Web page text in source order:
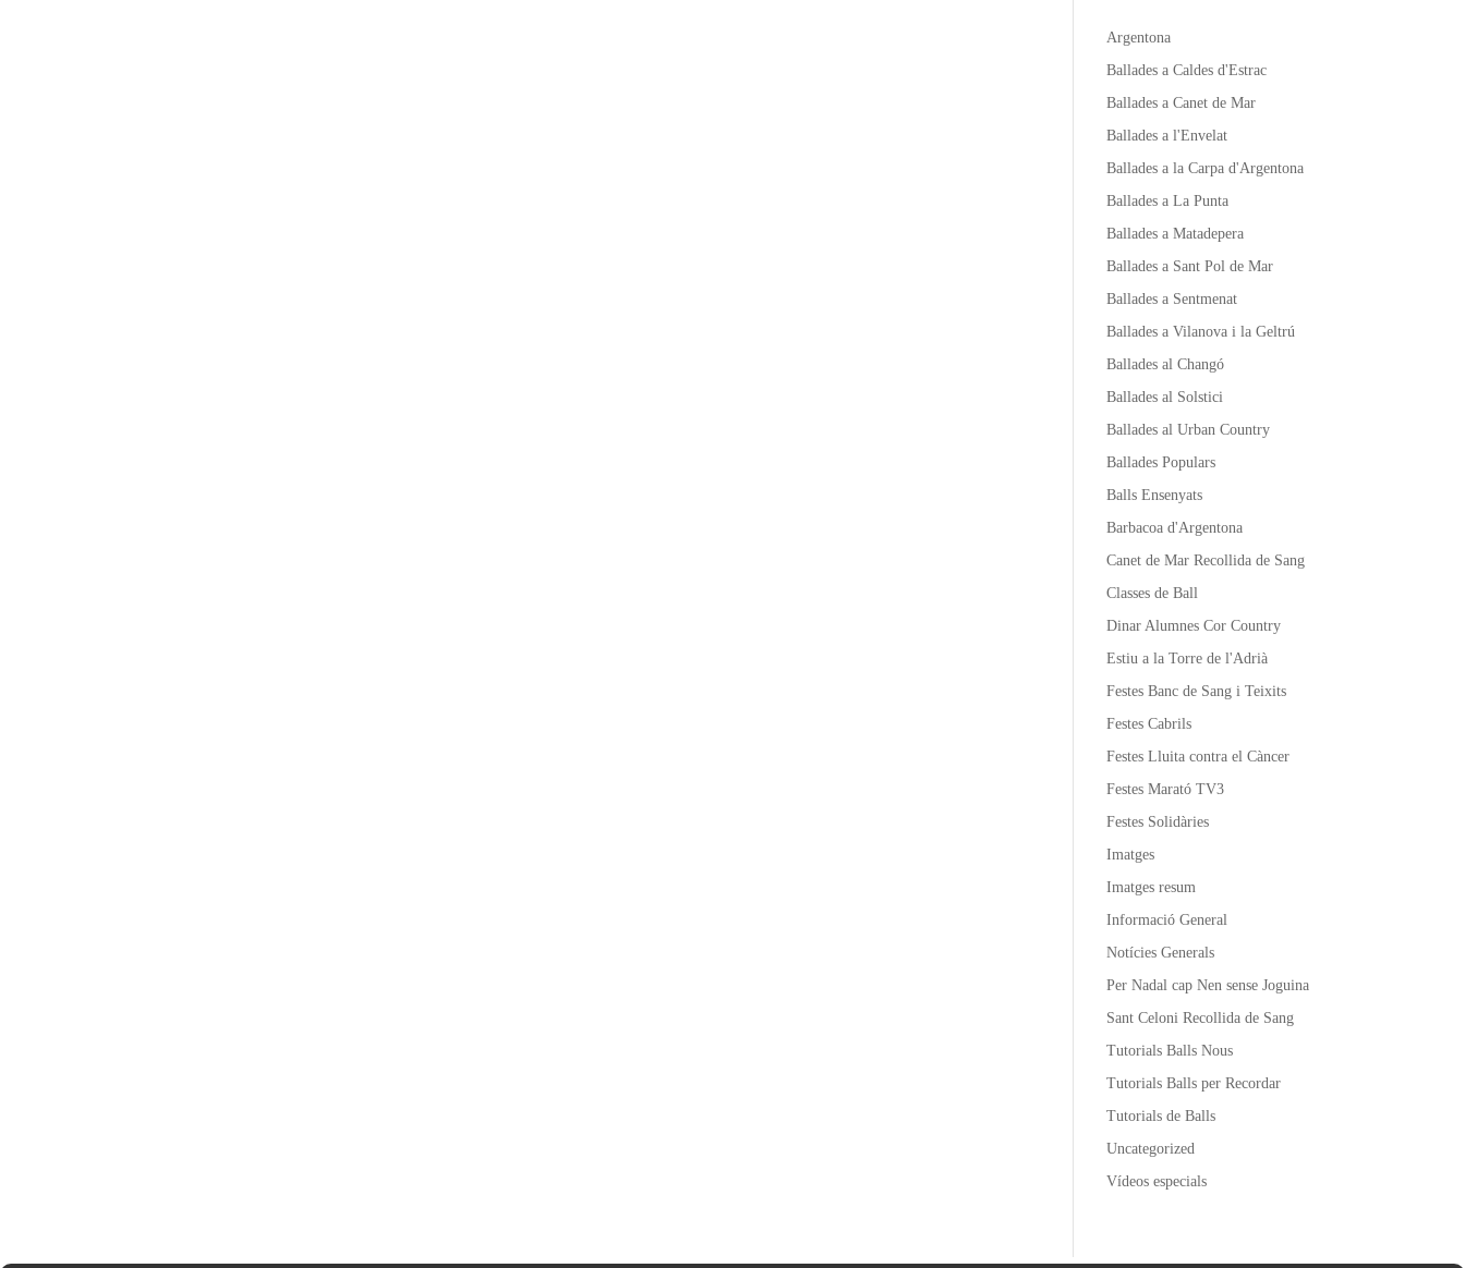
Argentona
Ballades a Caldes d'Estrac
Ballades a Canet de Mar
Ballades a l'Envelat
Ballades a la Carpa d'Argentona
Ballades a La Punta
Ballades a Matadepera
Ballades a Sant Pol de Mar
Ballades a Sentmenat
Ballades a Vilanova i la Geltrú
Ballades al Changó
Ballades al Solstici
Ballades al Urban Country
Ballades Populars
Balls Ensenyats
Barbacoa d'Argentona
Canet de Mar Recollida de Sang
Classes de Ball
Dinar Alumnes Cor Country
Estiu a la Torre de l'Adrià
Festes Banc de Sang i Teixits
Festes Cabrils
Festes Lluita contra el Càncer
Festes Marató TV3
Festes Solidàries
Imatges
Imatges resum
Informació General
Notícies Generals
Per Nadal cap Nen sense Joguina
Sant Celoni Recollida de Sang
Tutorials Balls Nous
Tutorials Balls per Recordar
Tutorials de Balls
Uncategorized
Vídeos especials